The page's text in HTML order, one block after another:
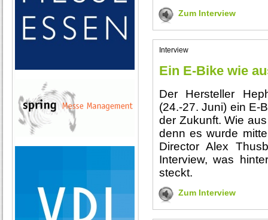
Zum Interview
Interview
Ein E-Bike wie
Der Hersteller
(24.-27. Juni) ein E-
der Zukunft. Wie
denn es wurde
Director Alex
Interview, was
steckt.
Zum Interview